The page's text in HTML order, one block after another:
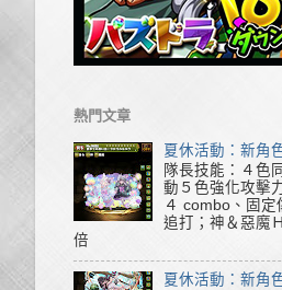
熱門文章
夏休活動：新角
隊長技能：４色
動５色強化攻擊
４ combo、固
追打；神＆惡魔
倍
夏休活動：新角